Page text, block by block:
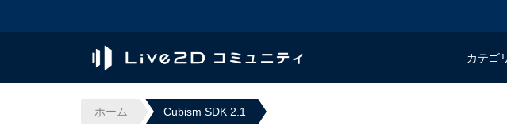
カテゴ
ホーム Cubism SDK 2.1